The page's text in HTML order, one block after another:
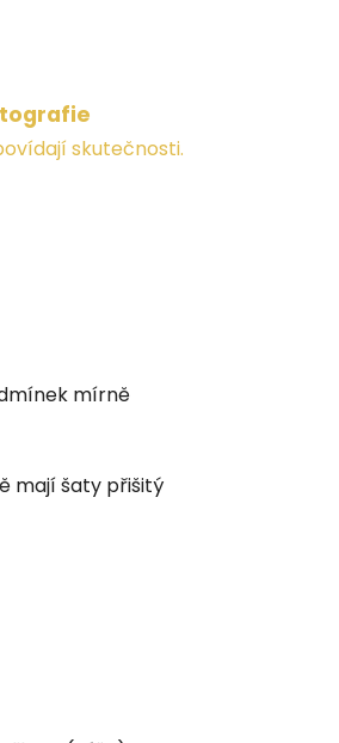
skutečnosti.
mírně
mají šaty přišitý